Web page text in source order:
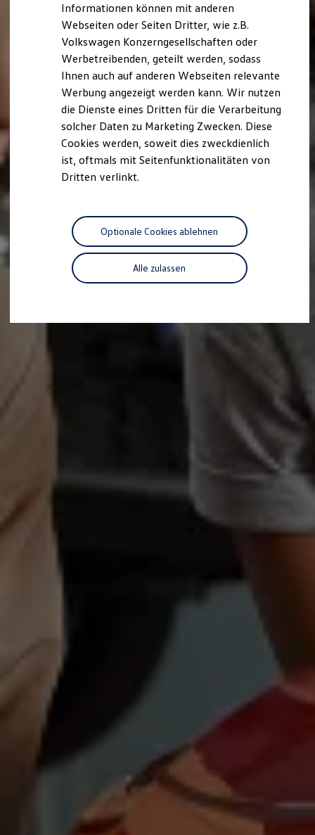
Lifestyle Shop
T-Roc Kollektion
Golf Kollektion
ID. Kollektion
Volkswagen Kollektion
R-Kollektion
GTI Kollektion
Fußball Drop
we drive football
#wedriveproud
Besitzer und Service
Software Updates
Service und Ersatzteile
Motorenöl und Flüssigkeiten
Räder und Reifen
Pannen- und Unfallhilfe
Economy Service
Volkswagen Teile
Zubehör
Entertainment und Elektronik
Updates für Software, Karten und Radio
Volkswagen Kundenbetreuung
Assistenzsysteme
Digitale Betriebsanleitung
Informationen können mit anderen
Webseiten oder Seiten Dritter, wie z.B.
Volkswagen Konzerngesellschaften oder
Werbetreibenden, geteilt werden, sodass
Ihnen auch auf anderen Webseiten relevante
Werbung angezeigt werden kann. Wir nutzen
die Dienste eines Dritten für die Verarbeitung
solcher Daten zu Marketing Zwecken. Diese
Cookies werden, soweit dies zweckdienlich
ist, oftmals mit Seitenfunktionalitäten von
Dritten verlinkt.
Alle zulassen
Optionale Cookies ablehnen